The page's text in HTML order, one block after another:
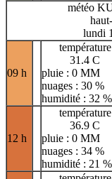
météo
lundi
09 h
température
31.4 C
pluie : 0 MM
nuages : 30 %
humidité : 32 %
12 h
température
36.9 C
pluie : 0 MM
nuages : 34 %
humidité : 21 %